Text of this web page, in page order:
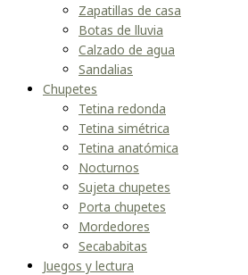
Zapatillas de casa
Botas de lluvia
Calzado de agua
Sandalias
Chupetes
Tetina redonda
Tetina simétrica
Tetina anatómica
Nocturnos
Sujeta chupetes
Porta chupetes
Mordedores
Secababitas
Juegos y lectura